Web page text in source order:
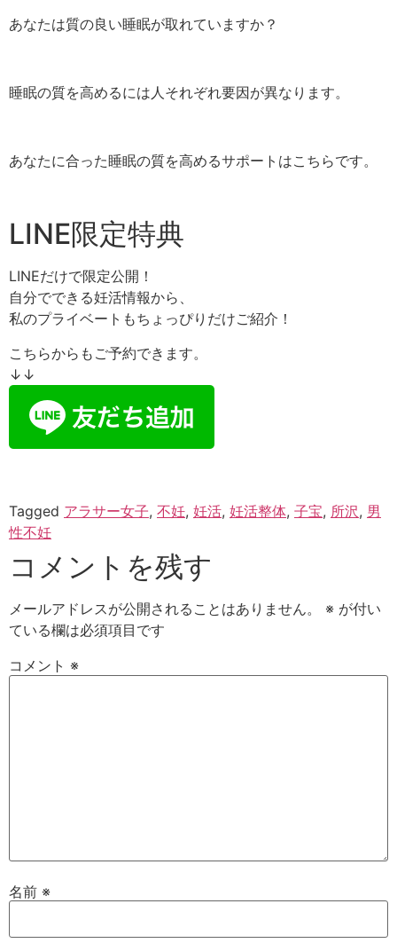
あなたは質の良い睡眠が取れていますか？
睡眠の質を高めるには人それぞれ要因が異なります。
あなたに合った睡眠の質を高めるサポートはこちらです。
LINE限定特典
LINEだけで限定公開！
自分でできる妊活情報から、
私のプライベートもちょっぴりだけご紹介！
こちらからもご予約できます。
↓↓
Tagged アラサー女子, 不妊, 妊活, 妊活整体, 子宝, 所沢, 男
性不妊
コメントを残す
メールアドレスが公開されることはありません。 ※ が付い
ている欄は必須項目です
コメント ※
名前 ※